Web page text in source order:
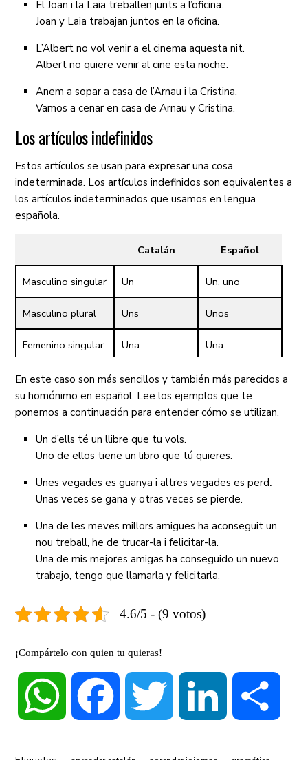
El Joan i la Laia treballen junts a l’oficina.
Joan y Laia trabajan juntos en la oficina.
L’Albert no vol venir a el cinema aquesta nit.
Albert no quiere venir al cine esta noche.
Anem a sopar a casa de l’Arnau i la Cristina.
Vamos a cenar en casa de Arnau y Cristina.
Los artículos indefinidos
Estos artículos se usan para expresar una cosa
indeterminada. Los artículos indefinidos son equivalentes a
los artículos indeterminados que usamos en lengua
española.
Catalán Español
Masculino singular Un Un, uno
Masculino plural Uns Unos
Femenino singular Una Una
Femenino plural Unes Unas
En este caso son más sencillos y también más parecidos a
su homónimo en español. Lee los ejemplos que te
ponemos a continuación para entender cómo se utilizan.
Un d’ells té un llibre que tu vols.
Uno de ellos tiene un libro que tú quieres.
Unes vegades es guanya i altres vegades es perd.
Unas veces se gana y otras veces se pierde.
Una de les meves millors amigues ha aconseguit un
nou treball, he de trucar-la i felicitar-la.
Una de mis mejores amigas ha conseguido un nuevo
trabajo, tengo que llamarla y felicitarla.
4.6/5 - (9 votos)
¡Compártelo con quien tu quieras!
WhatsApp Facebook Twitter LinkedIn